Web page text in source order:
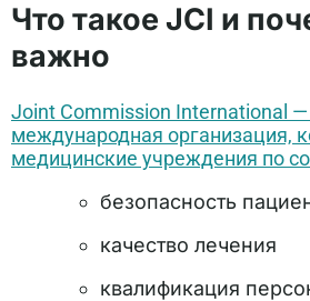
Что такое JCI и
важно
Joint Commission International —
международная организация,
медицинские учреждения по
безопасность
качество лечения
квалификация